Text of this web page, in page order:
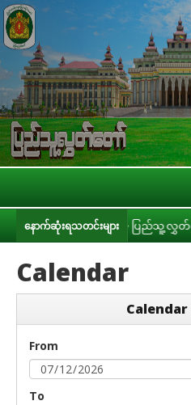
နောက်ဆုံးရသတင်းများ
ညှိနှိုင်းခြင်း ပြည်သူ့လွှတ်တော်ဥက္
Calendar
From
To